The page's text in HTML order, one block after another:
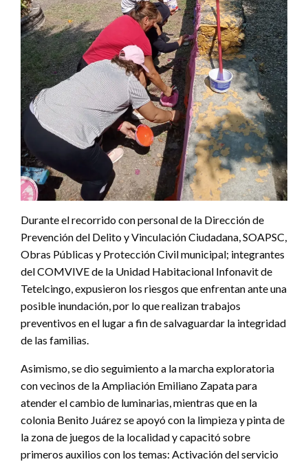
Durante el recorrido con personal de la Dirección de
Prevención del Delito y Vinculación Ciudadana, SOAPSC,
Obras Públicas y Protección Civil municipal; integrantes
del COMVIVE de la Unidad Habitacional Infonavit de
Tetelcingo, expusieron los riesgos que enfrentan ante una
posible inundación, por lo que realizan trabajos
preventivos en el lugar a fin de salvaguardar la integridad
de las familias.
Asimismo, se dio seguimiento a la marcha exploratoria
con vecinos de la Ampliación Emiliano Zapata para
atender el cambio de luminarias, mientras que en la
colonia Benito Juárez se apoyó con la limpieza y pinta de
la zona de juegos de la localidad y capacitó sobre
primeros auxilios con los temas: Activación del servicio